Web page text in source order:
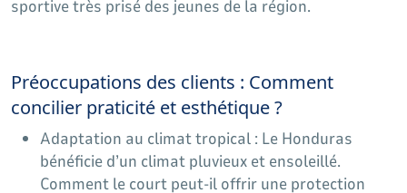
sportive très prisé des jeunes de la région.
Préoccupations des clients : Comment
concilier praticité et esthétique ?
Adaptation au climat tropical : Le Honduras
bénéficie d’un climat pluvieux et ensoleillé.
Comment le court peut-il offrir une protection